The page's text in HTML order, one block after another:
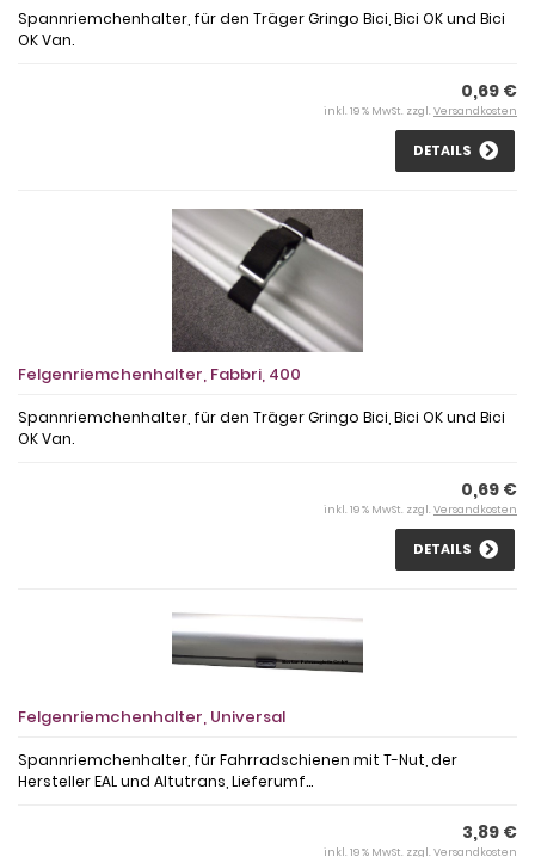
Spannriemchenhalter, für den Träger Gringo Bici, Bici OK und Bici
OK Van.
0,69 €
inkl. 19 % MwSt. zzgl. Versandkosten
DETAILS
Felgenriemchenhalter, Fabbri, 400
Spannriemchenhalter, für den Träger Gringo Bici, Bici OK und Bici
OK Van.
0,69 €
inkl. 19 % MwSt. zzgl. Versandkosten
DETAILS
Felgenriemchenhalter, Universal
Spannriemchenhalter, für Fahrradschienen mit T-Nut, der
Hersteller EAL und Altutrans, Lieferumf...
3,89 €
inkl. 19 % MwSt. zzgl. Versandkosten